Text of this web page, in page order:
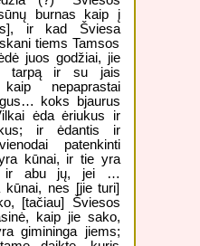
burnas kaip į
ir kad Šviesa
tiems Tamsos
juos godžiai, jie
tarpą ir su jais
nepaprastai
koks bjaurus
ėda ėriukus ir
ir ėdantis ir
patenkinti
kūnai, ir tie yra
ir abu jų, jei …
nes [jie turi]
[tačiau] Šviesos
kaip jie sako,
gimininga jiems;